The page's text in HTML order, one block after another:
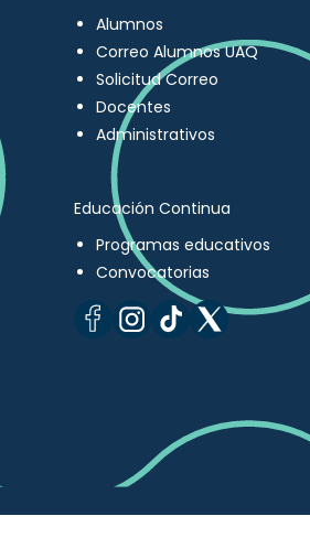
Alumnos
Correo Alumnos UAQ
Solicitud Correo
Docentes
Administrativos
Educación Continua
Programas educativos
Convocatorias